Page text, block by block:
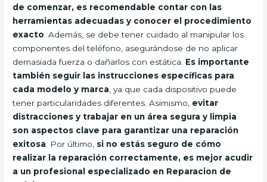
de comenzar, es recomendable contar con las
herramientas adecuadas y conocer el procedimiento
exacto . Además, se debe tener cuidado al manipular los
componentes del teléfono, asegurándose de no aplicar
demasiada fuerza o dañarlos con estática. Es importante
también seguir las instrucciones específicas para
cada modelo y marca , ya que cada dispositivo puede
tener particularidades diferentes. Asimismo, evitar
distracciones y trabajar en un área segura y limpia
son aspectos clave para garantizar una reparación
exitosa . Por último, si no estás seguro de cómo
realizar la reparación correctamente, es mejor acudir
a un profesional especializado en Reparacion de